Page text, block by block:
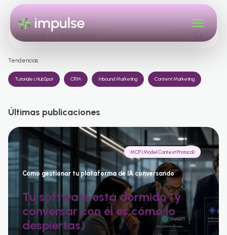
Tendencias
Tutoriales HubSpot CRM Inbound Marketing Content Marketing
Últimas publicaciones
MCP (Model Context Protocol)
Cómo gestionar tu plataforma de IA conversando
Tu software está dormido (y
conversar con él es cómo lo
despiertas)